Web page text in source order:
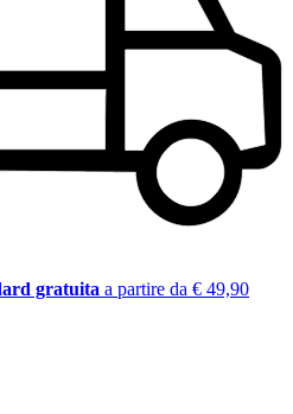
gratuita a partire da € 49,90